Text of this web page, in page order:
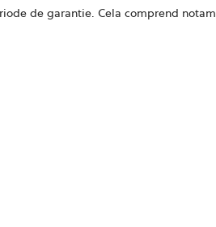
de garantie. Cela comprend